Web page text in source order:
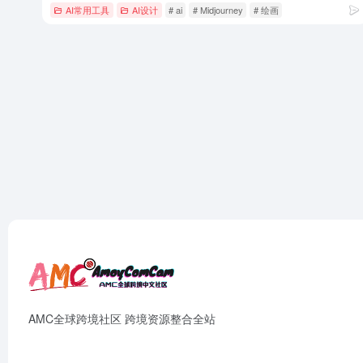
AI常用工具 AI设计 # ai # Midjourney # 绘画
AMC全球跨境社区 跨境资源整合全站